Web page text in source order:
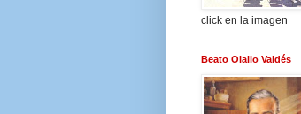
click en la imagen
Beato Olallo Valdés